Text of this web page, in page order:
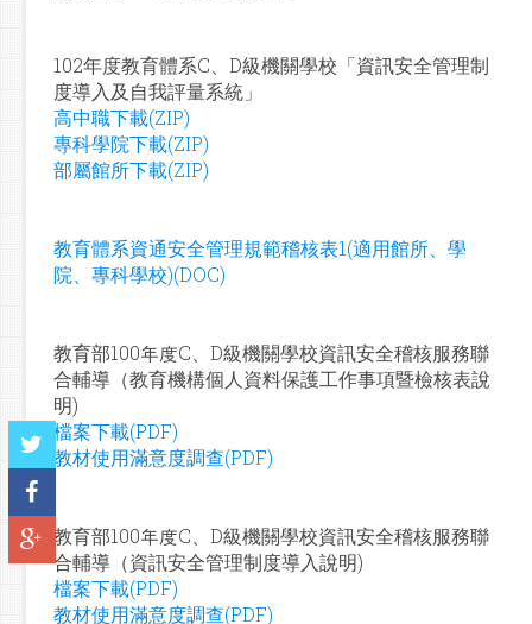
102年度教育體系C、D級機關學校「資訊安全管理制
度導入及自我評量系統」
高中職下載(ZIP)
專科學院下載(ZIP)
部屬館所下載(ZIP)
教育體系資通安全管理規範稽核表1(適用館所、學
院、專科學校)(DOC)
教育部100年度C、D級機關學校資訊安全稽核服務聯
合輔導（教育機構個人資料保護工作事項暨檢核表說
明)
檔案下載(PDF)
教材使用滿意度調查(PDF)
教育部100年度C、D級機關學校資訊安全稽核服務聯
合輔導（資訊安全管理制度導入說明)
檔案下載(PDF)
教材使用滿意度調查(PDF)